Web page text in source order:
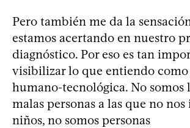
Pero también me da la
estamos acertando en nuestro
diagnóstico. Por eso es tan
visibilizar lo que entiendo
humano-tecnológica. No somos
malas personas a las que no
niños, no somos personas